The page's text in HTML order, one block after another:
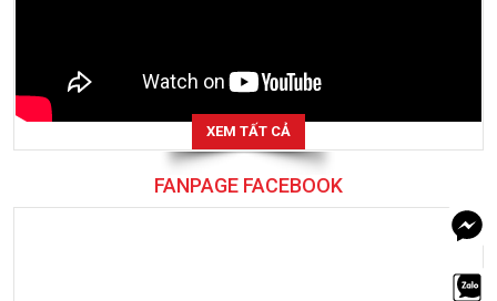
XEM TẤT CẢ
FANPAGE FACEBOOK